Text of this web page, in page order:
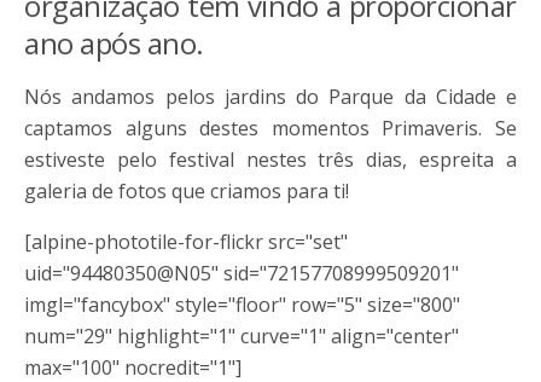
ano após ano.
Nós andamos pelos jardins do Parque da Cidade e
captamos alguns destes momentos Primaveris. Se
estiveste pelo festival nestes três dias, espreita a
galeria de fotos que criamos para ti!
[alpine-phototile-for-flickr src="set"
uid="94480350@N05" sid="72157708999509201"
imgl="fancybox" style="floor" row="5" size="800"
num="29" highlight="1" curve="1" align="center"
max="100" nocredit="1"]